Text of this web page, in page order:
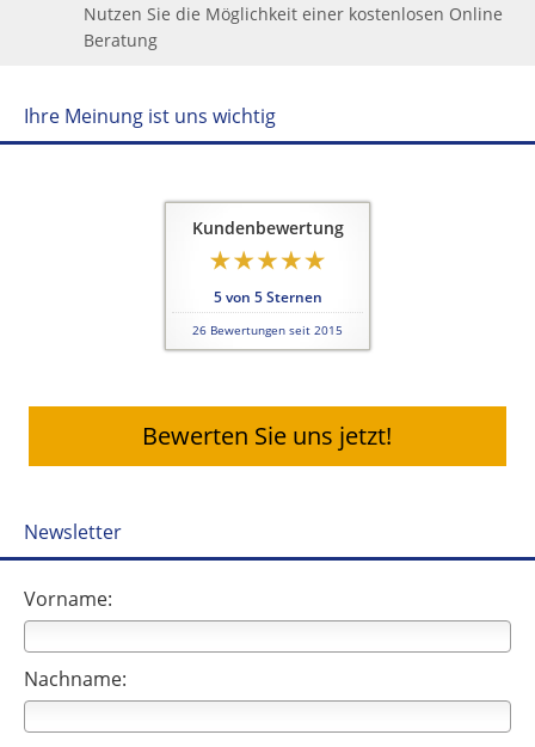
Nutzen Sie die Möglichkeit einer kostenlosen Online
Beratung
Ihre Meinung ist uns wichtig
Kundenbewertung
5von 5Sternen
26 Bewertungen seit 2015
Bewerten Sie uns jetzt!
Newsletter
Vorname:
Nachname: